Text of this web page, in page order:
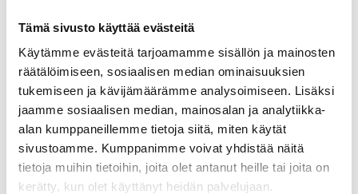
Tämä sivusto käyttää evästeitä
Käytämme evästeitä tarjoamamme sisällön ja mainosten
räätälöimiseen, sosiaalisen median ominaisuuksien
tukemiseen ja kävijämäärämme analysoimiseen. Lisäksi
jaamme sosiaalisen median, mainosalan ja analytiikka-
alan kumppaneillemme tietoja siitä, miten käytät
sivustoamme. Kumppanimme voivat yhdistää näitä
tietoja muihin tietoihin, joita olet antanut heille tai joita on
kerätty, kun olet käyttänyt heidän palvelujaan.
Valmis
diagnostiikan
tulevaisuutee
n